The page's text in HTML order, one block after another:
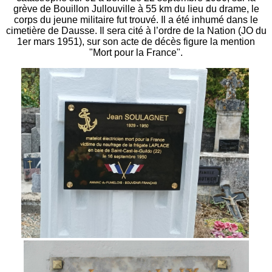
grève de Bouillon Jullouville à 55 km du lieu du drame, le
corps du jeune militaire fut trouvé. Il a été inhumé dans le
cimetière de Dausse. Il sera cité à l’ordre de la Nation (JO du
1er mars 1951), sur son acte de décès figure la mention
"Mort pour la France".